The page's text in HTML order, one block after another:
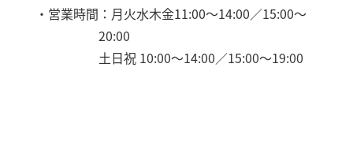
・営業時間：月火水木金11:00～14:00／15:00～
20:00
土日祝 10:00～14:00／15:00～19:00